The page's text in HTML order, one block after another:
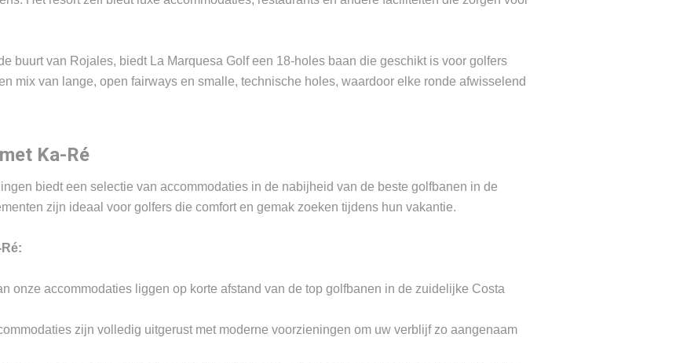
buurt van Rojales, biedt La Marquesa Golf een 18-holes baan die geschikt is voor golfers
mix van lange, open fairways en smalle, technische holes, waardoor elke ronde afwisselend
Ka-Ré
biedt een selectie van accommodaties in de nabijheid van de beste golfbanen in de
zijn ideaal voor golfers die comfort en gemak zoeken tijdens hun vakantie.
onze accommodaties liggen op korte afstand van de top golfbanen in de zuidelijke Costa
zijn volledig uitgerust met moderne voorzieningen om uw verblijf zo aangenaam